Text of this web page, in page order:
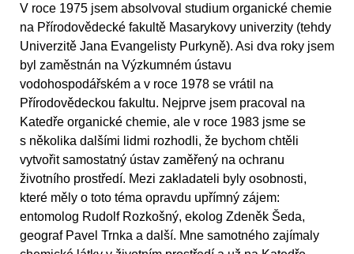
V roce 1975 jsem absolvoval studium organické chemie
na Přírodovědecké fakultě Masarykovy univerzity (tehdy
Univerzitě Jana Evangelisty Purkyně). Asi dva roky jsem
byl zaměstnán na Výzkumném ústavu
vodohospodářském a v roce 1978 se vrátil na
Přírodovědeckou fakultu. Nejprve jsem pracoval na
Katedře organické chemie, ale v roce 1983 jsme se
s několika dalšími lidmi rozhodli, že bychom chtěli
vytvořit samostatný ústav zaměřený na ochranu
životního prostředí. Mezi zakladateli byly osobnosti,
které měly o toto téma opravdu upřímný zájem:
entomolog Rudolf Rozkošný, ekolog Zdeněk Šeda,
geograf Pavel Trnka a další. Mne samotného zajímaly